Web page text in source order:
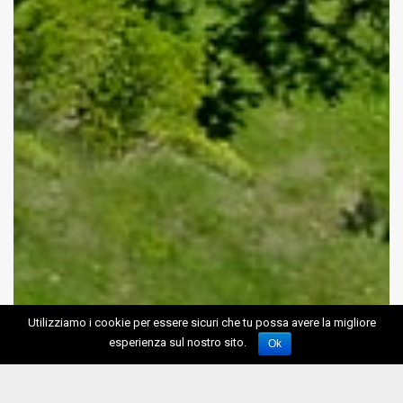
Utilizziamo i cookie per essere sicuri che tu possa avere la migliore
esperienza sul nostro sito.
Ok